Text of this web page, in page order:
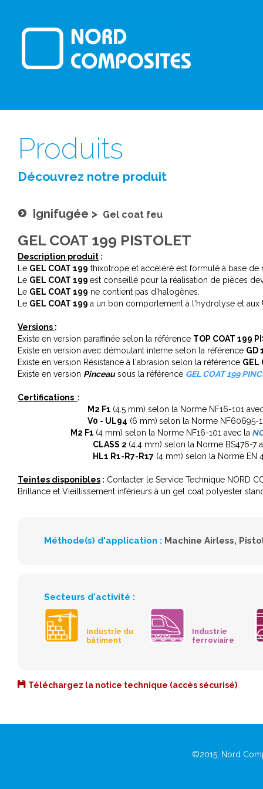
Produits
Découvrez notre produit
Ignifugée > Gel coat feu
GEL COAT 199 PISTOLET
Description produit :
Le GEL COAT 199 thixotrope et accéléré est formulé à base de
Le GEL COAT 199 est conseillé pour la réalisation de pièces
Le GEL COAT 199 ne contient pas d'halogènes.
Le GEL COAT 199 a un bon comportement à l'hydrolyse et aux
Versions :
Existe en version paraffinée selon la référence TOP COAT 199
Existe en version avec démoulant interne selon la référence GD
Existe en version Résistance à l'abrasion selon la référence GEL
Existe en version Pinceausous la référence GEL COAT 199
Certifications :
M2 F1 (4.5 mm) selon la Norme NF16-101
V0 - UL94 (6 mm) selon la Norme NF60695-
M2 F1 (4 mm) selon la Norme NF16-101 avec la
CLASS 2 (4.4 mm) selon la Norme BS476-7
HL1 R1-R7-R17 (4 mm) selon la Norme EN
Teintes disponibles : Contacter le Service Technique NORD
Brillance et Vieillissement inférieurs à un gel coat polyester
Méthode(s) d'application : Machine Airless
Secteurs d'activité :
Industrie du
bâtiment
Industrie
ferroviaire
Téléchargez la notice technique (accès sécurisé)
©2015, Nord